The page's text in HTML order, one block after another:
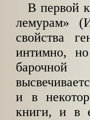
В первой
лемурам»
свойства
интимно,
барочной
и в
книги, и в